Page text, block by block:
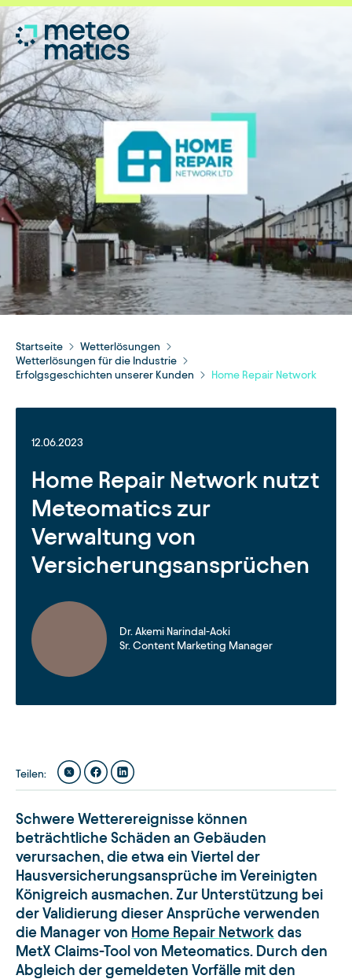
Startseite
Wetterlösungen
Wetterlösungen für die Industrie
Erfolgsgeschichten unserer Kunden
Home Repair Network
12.06.2023
Home Repair Network nutzt
Meteomatics zur
Verwaltung von
Versicherungsansprüchen
Dr. Akemi Narindal-Aoki
Sr. Content Marketing Manager
Teilen:
Schwere Wetterereignisse können
beträchtliche Schäden an Gebäuden
verursachen, die etwa ein Viertel der
Hausversicherungsansprüche im Vereinigten
Königreich ausmachen. Zur Unterstützung bei
der Validierung dieser Ansprüche verwenden
die Manager von Home Repair Network das
MetX Claims-Tool von Meteomatics. Durch den
Abgleich der gemeldeten Vorfälle mit den